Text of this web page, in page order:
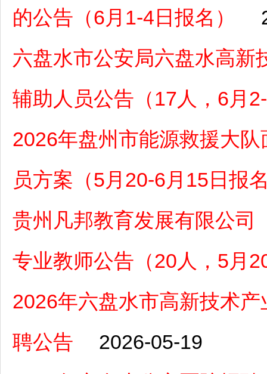
的公告（6月1-4日报名）
六盘水市公安局六盘水高新
辅助人员公告（17人，6月
2026年盘州市能源救援大
员方案（5月20-6月15日报
贵州凡邦教育发展有限公司
专业教师公告（20人，5月
2026年六盘水市高新技术
聘公告
2026-05-19